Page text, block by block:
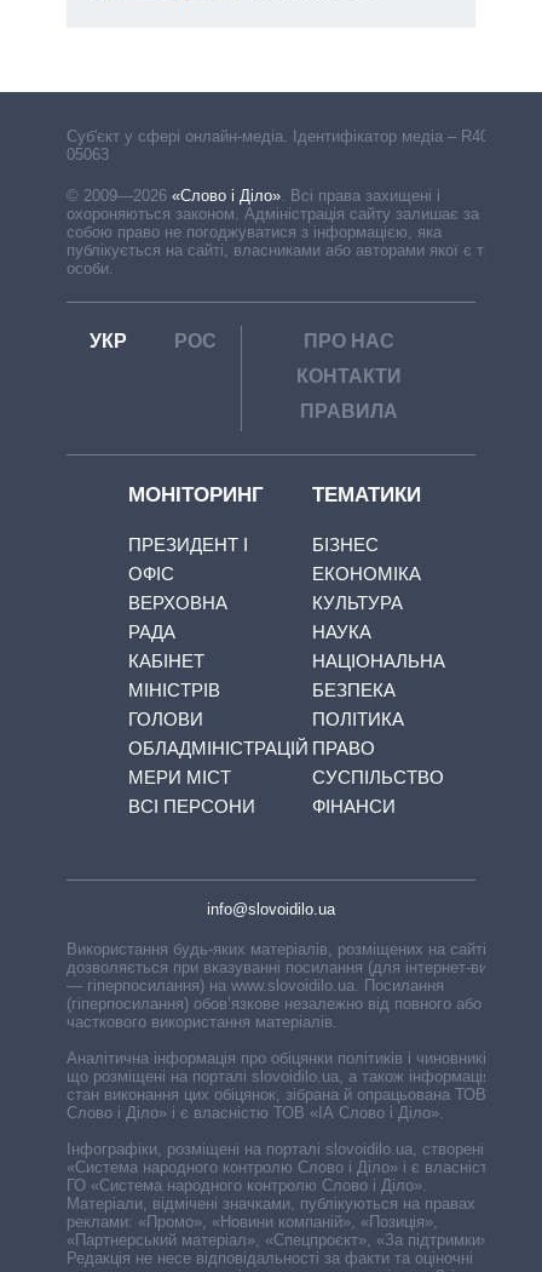
Cуб'єкт у сфері онлайн-медіа. Ідентифікатор медіа – R40-
05063
© 2009—2026 «Слово і Діло». Всі права захищені і
охороняються законом. Адміністрація сайту залишає за
собою право не погоджуватися з інформацією, яка
публікується на сайті, власниками або авторами якої є треті
особи.
УКР РОС
ПРО НАС
КОНТАКТИ
ПРАВИЛА
МОНІТОРИНГ
ПРЕЗИДЕНТ І
ОФІС
ВЕРХОВНА
РАДА
КАБІНЕТ
МІНІСТРІВ
ГОЛОВИ
ОБЛАДМІНІСТРАЦІЙ
МЕРИ МІСТ
ВСІ ПЕРСОНИ
ТЕМАТИКИ
БІЗНЕС
ЕКОНОМІКА
КУЛЬТУРА
НАУКА
НАЦІОНАЛЬНА
БЕЗПЕКА
ПОЛІТИКА
ПРАВО
СУСПІЛЬСТВО
ФІНАНСИ
info@slovoidilo.ua
Використання будь-яких матеріалів, розміщених на сайті,
дозволяється при вказуванні посилання (для інтернет-видань
— гіперпосилання) на www.slovoidilo.ua. Посилання
(гіперпосилання) обов’язкове незалежно від повного або
часткового використання матеріалів.
Аналітична інформація про обіцянки політиків і чиновників,
що розміщені на порталі slovoidilo.ua, а також інформація про
стан виконання цих обіцянок, зібрана й опрацьована ТОВ «ІА
Слово і Діло» і є власністю ТОВ «ІА Слово і Діло».
Інфографіки, розміщені на порталі slovoidilo.ua, створені ГО
«Система народного контролю Слово і Діло» і є власністю
ГО «Система народного контролю Слово і Діло».
Матеріали, відмічені значками, публікуються на правах
реклами: «Промо», «Новини компаній», «Позиція»,
«Партнерський матеріал», «Спецпроєкт», «За підтримки».
Редакція не несе відповідальності за факти та оціночні